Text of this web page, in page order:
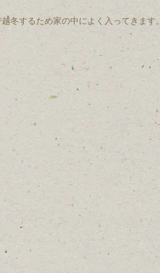
冬するため家の中によく入ってきます。